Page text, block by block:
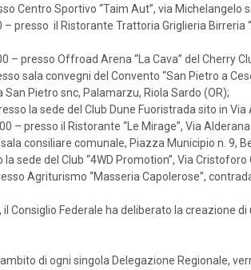
Centro Sportivo “Taim Aut”, via Michelangelo
presso il Ristorante Trattoria Griglieria Birreria
– presso Offroad Arena “La Cava” del Cherry
sala convegni del Convento “San Pietro a
Pietro snc, Palamarzu, Riola Sardo (OR);
la sede del Club Dune Fuoristrada sito in
– presso il Ristorante “Le Mirage”, Via
consiliare comunale, Piazza Municipio n. 9,
sede del Club “4WD Promotion”, Via
Agriturismo “Masseria Capolerose”,
Consiglio Federale ha deliberato la creazione
di ogni singola Delegazione Regionale,